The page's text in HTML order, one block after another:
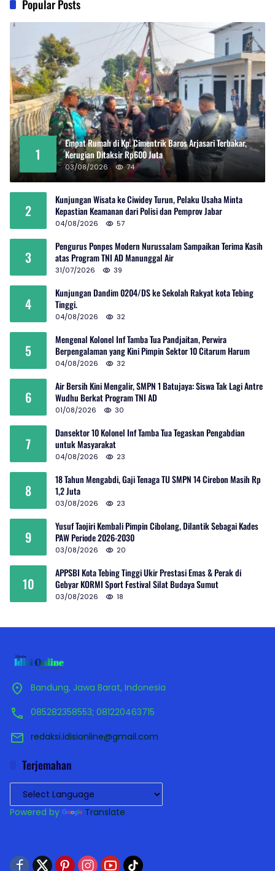
Popular Posts
1
Empat Rumah di Kp. Cimentrik Baros Arjasari Terbakar,
Kerugian Ditaksir Rp600 Juta
03/08/2026 74
2
Kunjungan Wisata ke Ciwidey Turun, Pelaku Usaha Minta
Kepastian Keamanan dari Polisi dan Pemprov Jabar
04/08/2026 57
3
Pengurus Ponpes Modern Nurussalam Sampaikan Terima Kasih
atas Program TNI AD Manunggal Air
31/07/2026 39
4
Kunjungan Dandim 0204/DS ke Sekolah Rakyat kota Tebing
Tinggi.
04/08/2026 32
5
Mengenal Kolonel Inf Tamba Tua Pandjaitan, Perwira
Berpengalaman yang Kini Pimpin Sektor 10 Citarum Harum
04/08/2026 32
6
Air Bersih Kini Mengalir, SMPN 1 Batujaya: Siswa Tak Lagi Antre
Wudhu Berkat Program TNI AD
01/08/2026 30
7
Dansektor 10 Kolonel Inf Tamba Tua Tegaskan Pengabdian
untuk Masyarakat
04/08/2026 23
8
18 Tahun Mengabdi, Gaji Tenaga TU SMPN 14 Cirebon Masih Rp
1,2 Juta
03/08/2026 23
9
Yusuf Taojiri Kembali Pimpin Cibolang, Dilantik Sebagai Kades
PAW Periode 2026-2030
03/08/2026 20
10
APPSBI Kota Tebing Tinggi Ukir Prestasi Emas & Perak di
Gebyar KORMI Sport Festival Silat Budaya Sumut
03/08/2026 18
Bandung, Jawa Barat, Indonesia
085282358553; 081220463715
redaksi.idisionline@gmail.com
Terjemahan
Powered by Translate